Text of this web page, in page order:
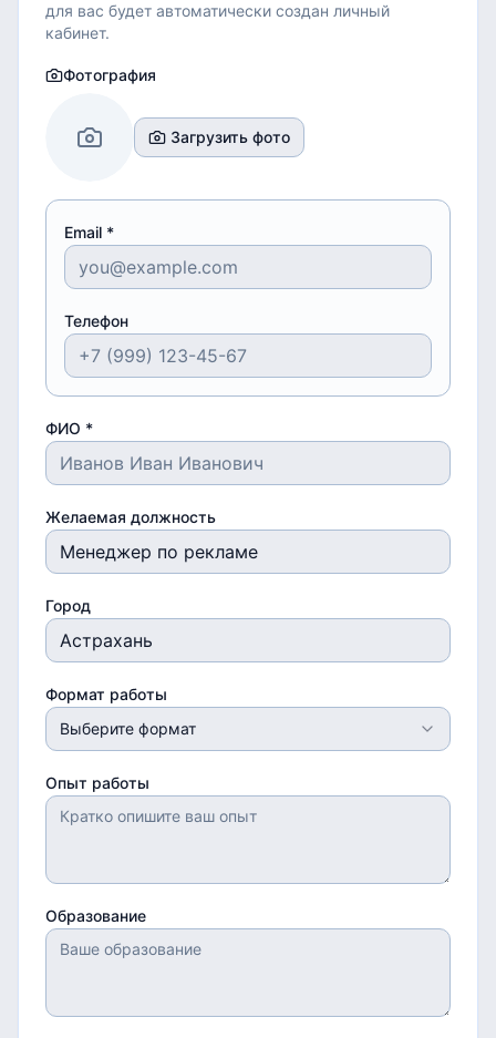
для вас будет автоматически создан личный
кабинет.
Фотография
Загрузить фото
Email *
Телефон
ФИО *
Желаемая должность
Город
Формат работы
Выберите формат
Опыт работы
Образование